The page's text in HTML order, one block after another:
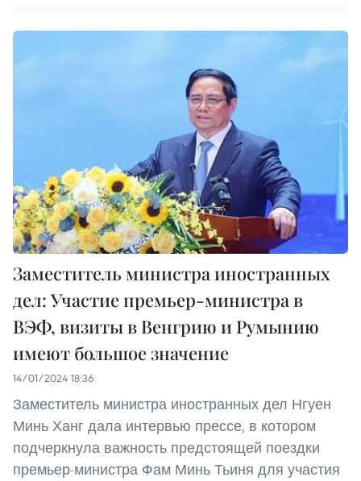
Заместитель министра иностранных
дел: Участие премьер-министра в
ВЭФ, визиты в Венгрию и Румынию
имеют большое значение
14/01/2024 18:36
Заместитель министра иностранных дел Нгуен
Минь Ханг дала интервью прессе, в котором
подчеркнула важность предстоящей поездки
премьер-министра Фам Минь Тьиня для участия